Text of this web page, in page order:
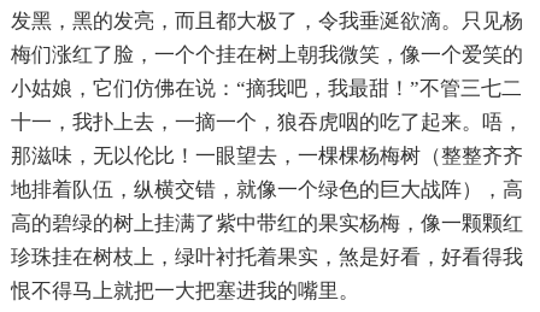
发黑，黑的发亮，而且都大极了，令我垂涎欲滴。只见杨
梅们涨红了脸，一个个挂在树上朝我微笑，像一个爱笑的
小姑娘，它们仿佛在说：“摘我吧，我最甜！”不管三七二
十一，我扑上去，一摘一个，狼吞虎咽的吃了起来。唔，
那滋味，无以伦比！一眼望去，一棵棵杨梅树（整整齐齐
地排着队伍，纵横交错，就像一个绿色的巨大战阵），高
高的碧绿的树上挂满了紫中带红的果实杨梅，像一颗颗红
珍珠挂在树枝上，绿叶衬托着果实，煞是好看，好看得我
恨不得马上就把一大把塞进我的嘴里。